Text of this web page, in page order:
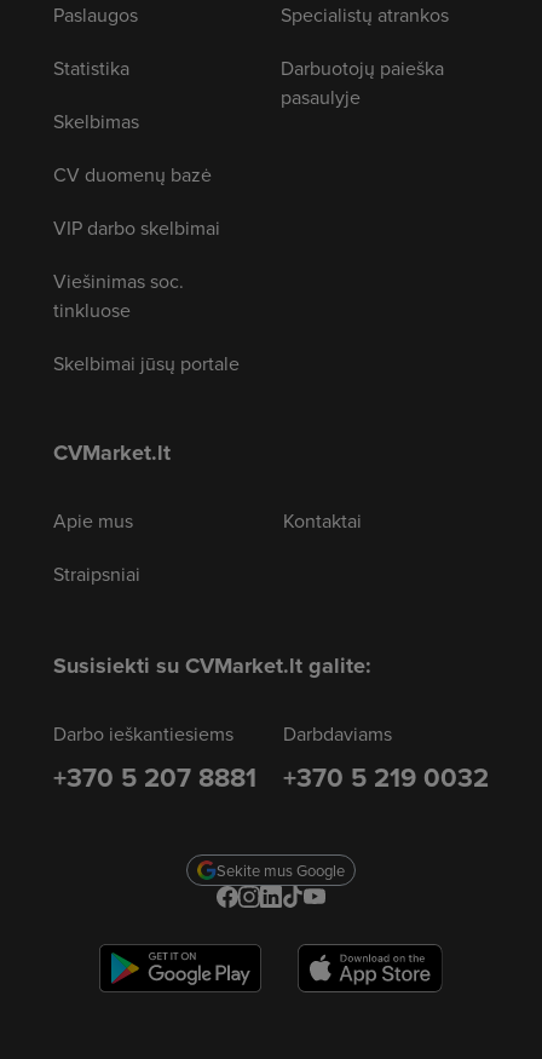
Paslaugos
Statistika
Skelbimas
CV duomenų bazė
VIP darbo skelbimai
Viešinimas soc.
tinkluose
Skelbimai jūsų portale
Specialistų atrankos
Darbuotojų paieška
pasaulyje
CVMarket.lt
Apie mus
Straipsniai
Kontaktai
Susisiekti su CVMarket.lt galite:
Darbo ieškantiesiems
+370 5 207 8881
Darbdaviams
+370 5 219 0032
Sekite mus Google